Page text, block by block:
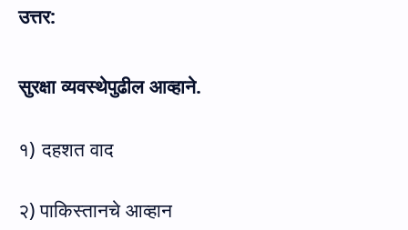
उत्तर:
सुरक्षा व्यवस्थेपुढील आव्हाने.
१) दहशत वाद
२) पाकिस्तानचे आव्हान